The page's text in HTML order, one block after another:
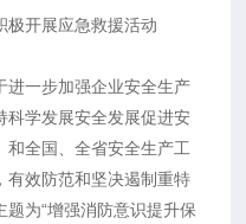
开展应急救援活动
一步加强企业安全生产
科学发展安全发展促进安
和全国、全省安全生产工
有效防范和坚决遏制重特
为“增强消防意识提升保